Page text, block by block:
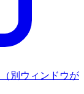
（別ウィンドウが